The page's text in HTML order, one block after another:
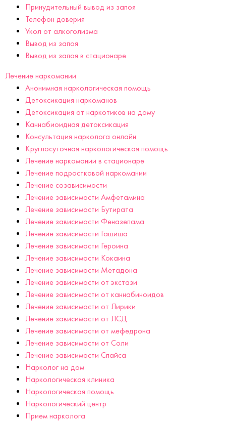
Принудительный вывод из запоя
Телефон доверия
Укол от алкоголизма
Вывод из запоя
Вывод из запоя в стационаре
Лечение наркомании
Анонимная наркологическая помощь
Детоксикация наркоманов
Детоксикация от наркотиков на дому
Каннабиоидная детоксикация
Консультация нарколога онлайн
Круглосуточная наркологическая помощь
Лечение наркомании в стационаре
Лечение подростковой наркомании
Лечение созависимости
Лечение зависимости Амфетамина
Лечение зависимости Бутирата
Лечение зависимости Феназепама
Лечение зависимости Гашиша
Лечение зависимости Героина
Лечение зависимости Кокаина
Лечение зависимости Метадона
Лечение зависимости от экстази
Лечение зависимости от каннабиноидов
Лечение зависимости от Лирики
Лечение зависимости от ЛСД
Лечение зависимости от мефедрона
Лечение зависимости от Соли
Лечение зависимости Спайса
Нарколог на дом
Наркологическая клиника
Наркологическая помощь
Наркологический центр
Прием нарколога